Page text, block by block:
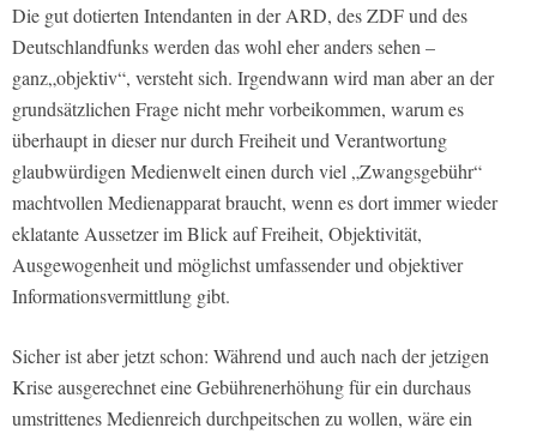
Die gut dotierten Intendanten in der ARD, des ZDF und des
Deutschlandfunks werden das wohl eher anders sehen –
ganz„objektiv“, versteht sich. Irgendwann wird man aber an der
grundsätzlichen Frage nicht mehr vorbeikommen, warum es
überhaupt in dieser nur durch Freiheit und Verantwortung
glaubwürdigen Medienwelt einen durch viel „Zwangsgebühr“
machtvollen Medienapparat braucht, wenn es dort immer wieder
eklatante Aussetzer im Blick auf Freiheit, Objektivität,
Ausgewogenheit und möglichst umfassender und objektiver
Informationsvermittlung gibt.
Sicher ist aber jetzt schon: Während und auch nach der jetzigen
Krise ausgerechnet eine Gebührenerhöhung für ein durchaus
umstrittenes Medienreich durchpeitschen zu wollen, wäre ein